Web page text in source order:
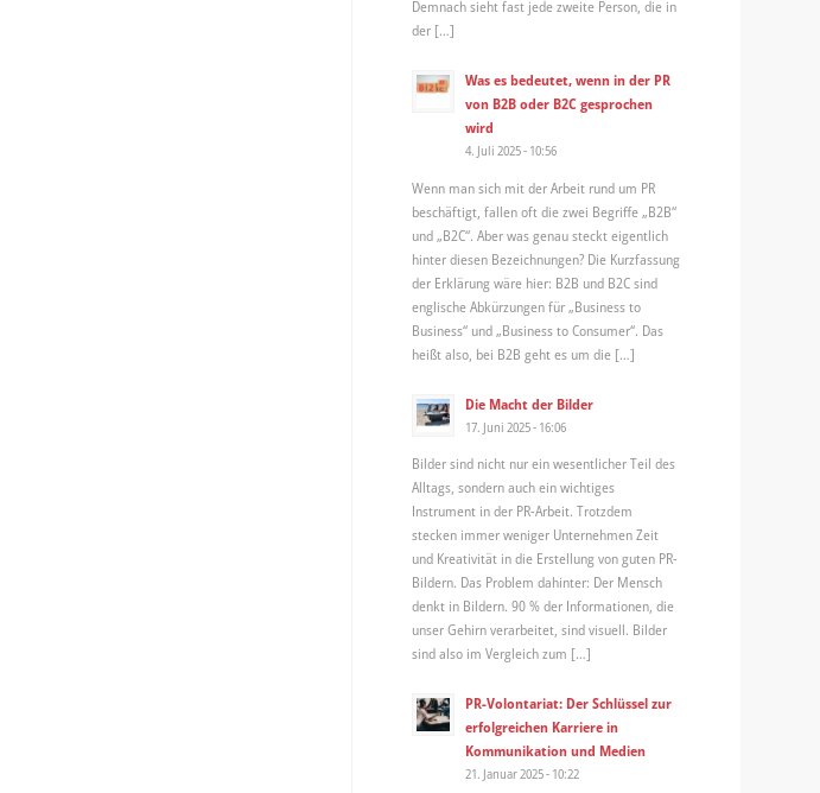
Demnach sieht fast jede zweite Person, die in
der […]
Was es bedeutet, wenn in der PR
von B2B oder B2C gesprochen
wird
4. Juli 2025 - 10:56
Wenn man sich mit der Arbeit rund um PR
beschäftigt, fallen oft die zwei Begriffe „B2B“
und „B2C“. Aber was genau steckt eigentlich
hinter diesen Bezeichnungen? Die Kurzfassung
der Erklärung wäre hier: B2B und B2C sind
englische Abkürzungen für „Business to
Business“ und „Business to Consumer“. Das
heißt also, bei B2B geht es um die […]
Die Macht der Bilder
17. Juni 2025 - 16:06
Bilder sind nicht nur ein wesentlicher Teil des
Alltags, sondern auch ein wichtiges
Instrument in der PR-Arbeit. Trotzdem
stecken immer weniger Unternehmen Zeit
und Kreativität in die Erstellung von guten PR-
Bildern. Das Problem dahinter: Der Mensch
denkt in Bildern. 90 % der Informationen, die
unser Gehirn verarbeitet, sind visuell. Bilder
sind also im Vergleich zum […]
PR-Volontariat: Der Schlüssel zur
erfolgreichen Karriere in
Kommunikation und Medien
21. Januar 2025 - 10:22